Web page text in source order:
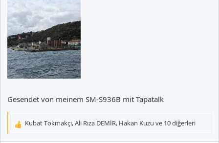
Gesendet von meinem SM-S936B mit Tapatalk
T
Kubat Tokmakçı,Ali Rıza DEMİR, Hakan Kuzu ve 10 diğerleri